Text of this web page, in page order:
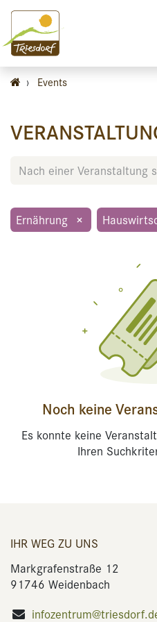
› Events
Ernährung ×
Noch keine
Es konnte keine
Ihren
IHR WEG ZU UNS
Markgrafenstraße 12
91746 Weidenbach